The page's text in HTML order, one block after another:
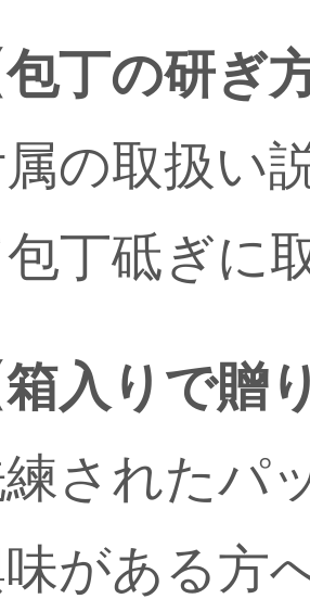
包丁の研ぎ
の取扱い
丁砥ぎに
箱入りで贈
されたパ
がある方